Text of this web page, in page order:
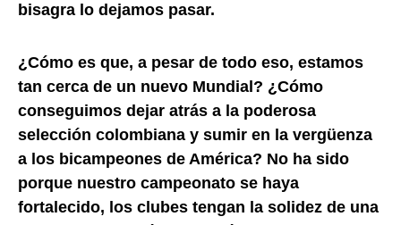
bisagra lo dejamos pasar.
¿Cómo es que, a pesar de todo eso, estamos
tan cerca de un nuevo Mundial? ¿Cómo
conseguimos dejar atrás a la poderosa
selección colombiana y sumir en la vergüenza
a los bicampeones de América? No ha sido
porque nuestro campeonato se haya
fortalecido, los clubes tengan la solidez de una